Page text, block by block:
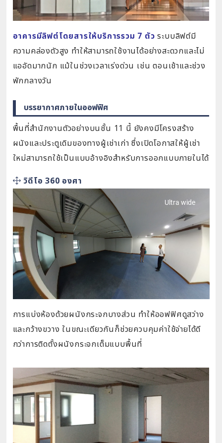
อาคารมีลิฟต์โดยสารให้บริการรวม 7 ตัว ระบบลิฟต์มี
ความคล่องตัวสูง ทำให้สามารถใช้งานได้อย่างสะดวกและไม่
แออัดมากนัก แม้ในช่วงเวลาเร่งด่วน เช่น ตอนเช้าและช่วง
พักกลางวัน
บรรยากาศภายในออฟฟิศ
พื้นที่สำนักงานตัวอย่างบนชั้น 11 นี้ ยังคงมีโครงสร้าง
ผนังและประตูเดิมของทางผู้เช่าเก่า ซึ่งเปิดโอกาสให้ผู้เช่า
ใหม่สามารถใช้เป็นแบบอ้างอิงสำหรับการออกแบบภายในได้
วิดีโอ 360 องศา
การแบ่งห้องด้วยผนังกระจกบางส่วน ทำให้ออฟฟิศดูสว่าง
และกว้างขวาง ในขณะเดียวกันก็ช่วยควบคุมค่าใช้จ่ายได้ดี
กว่าการติดตั้งผนังกระจกเต็มแบบพื้นที่